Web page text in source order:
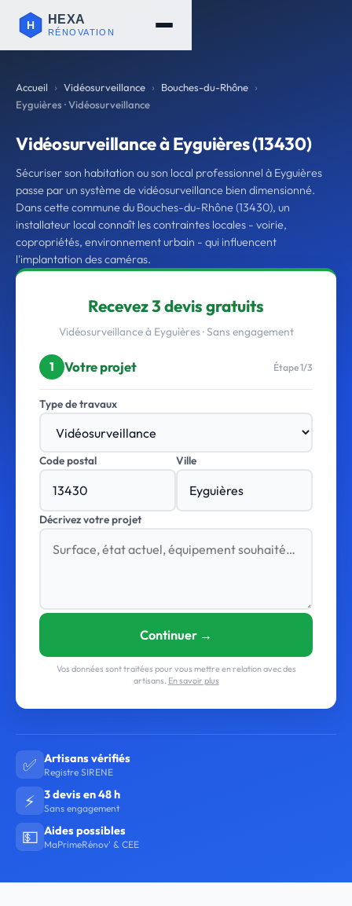
Accueil Vidéosurveillance
Bouches-du-Rhône
Eyguières · Vidéosurveillance
Vidéosurveillance à Eyguières (13430)
Sécuriser son habitation ou son local professionnel à Eyguières
passe par un système de vidéosurveillance bien dimensionné.
Dans cette commune du Bouches-du-Rhône (13430), un
installateur local connaît les contraintes locales - voirie,
copropriétés, environnement urbain - qui influencent
l'implantation des caméras.
Recevez 3 devis gratuits
Vidéosurveillance à Eyguières · Sans engagement
1 Votre projet Étape 1/3
Type de travaux
Code postal Ville
Décrivez votre projet
Continuer →
Vos données sont traitées pour vous mettre en relation avec des
artisans. En savoir plus
✅ Artisans vérifiés
Registre SIRENE
⚡ 3 devis en 48 h
Sans engagement
💵 Aides possibles
MaPrimeRénov' & CEE